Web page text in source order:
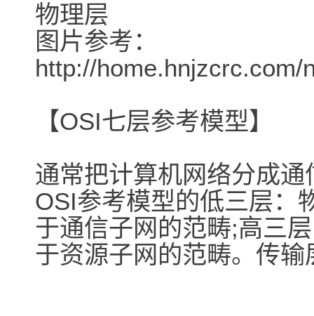
物理层
图片参考：
http://home.hnjzcrc.com/
【OSI七层参考模型】
通常把计算机网络分成
OSI参考模型的低三层：
于通信子网的范畴;高三
于资源子网的范畴。传